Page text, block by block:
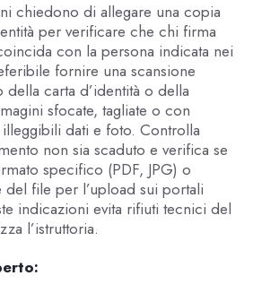
chiedono di allegare una copia
per verificare che chi firma
con la persona indicata nei
fornire una scansione
carta d’identità o della
sfocate, tagliate o con
dati e foto. Controlla
non sia scaduto e verifica se
specifico (PDF, JPG) o
del file per l’upload sui portali
indicazioni evita rifiuti tecnici del
l’istruttoria.